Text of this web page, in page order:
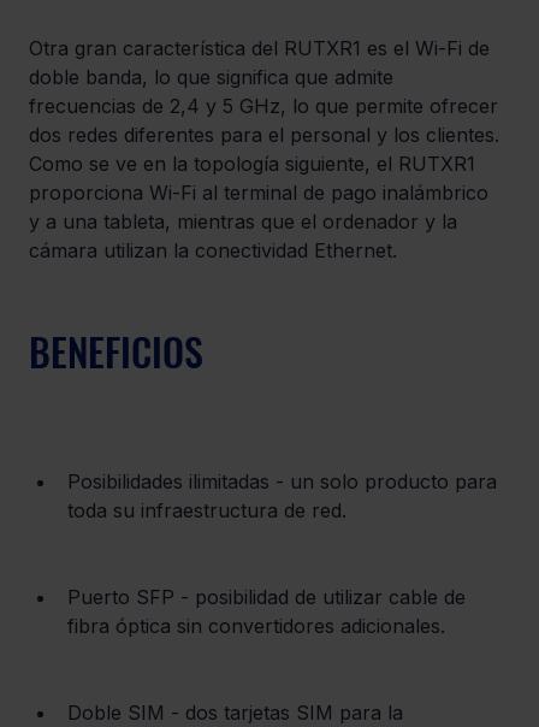
Otra gran característica del RUTXR1 es el Wi-Fi de
doble banda, lo que significa que admite
frecuencias de 2,4 y 5 GHz, lo que permite ofrecer
dos redes diferentes para el personal y los clientes.
Como se ve en la topología siguiente, el RUTXR1
proporciona Wi-Fi al terminal de pago inalámbrico
y a una tableta, mientras que el ordenador y la
cámara utilizan la conectividad Ethernet.
BENEFICIOS
Posibilidades ilimitadas - un solo producto para
toda su infraestructura de red.
Puerto SFP - posibilidad de utilizar cable de
fibra óptica sin convertidores adicionales.
Doble SIM - dos tarjetas SIM para la